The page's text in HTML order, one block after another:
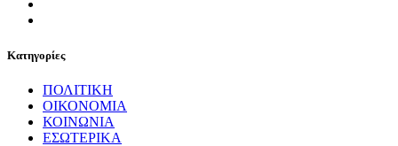
Κατηγορίες
ΠΟΛΙΤΙΚΗ
ΟΙΚΟΝΟΜΙΑ
ΚΟΙΝΩΝΙΑ
ΕΣΩΤΕΡΙΚΑ